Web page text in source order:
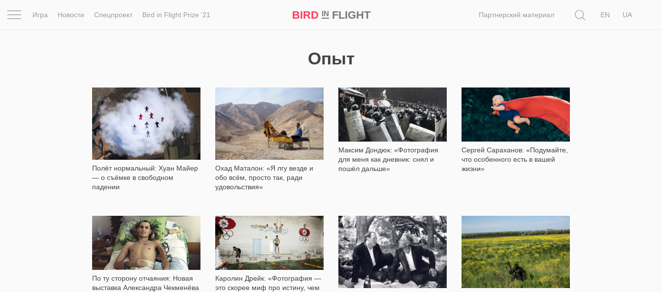
Игра Новости Спецпроект Bird in Flight Prize ‘21 BIRD INFLIGHT Партнерский материал
EN
UA
Опыт
Полёт нормальный: Хуан Майер
— о съёмке в свободном
падении
1 808
Охад Маталон: «Я лгу везде и
обо всём, просто так, ради
удовольствия»
Максим Дондюк: «Фотография
для меня как дневник: снял и
пошёл дальше»
14 792
Сергей Сараханов: «Подумайте,
что особенного есть в вашей
жизни»
8 379
По ту сторону отчаяния: Новая
выставка Александра Чекменёва
6 456
Каролин Дрейк: «Фотография —
это скорее миф про истину, чем
2 034 15 085